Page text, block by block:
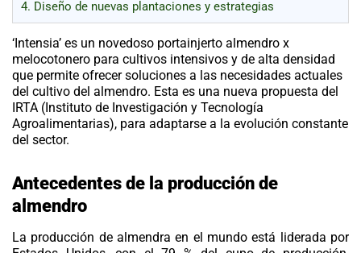
Ganadería
Hidroponía
Pastos
y
Forrajes
Ovinos
y
caprinos
Porcino
4. Diseño de nuevas plantaciones y estrategias
‘Intensia’ es un novedoso portainjerto almendro x
melocotonero para cultivos intensivos y de alta densidad
que permite ofrecer soluciones a las necesidades actuales
del cultivo del almendro. Esta es una nueva propuesta del
IRTA (Instituto de Investigación y Tecnología
Agroalimentarias), para adaptarse a la evolución constante
del sector.
Antecedentes de la producción de
almendro
La producción de almendra en el mundo está liderada por